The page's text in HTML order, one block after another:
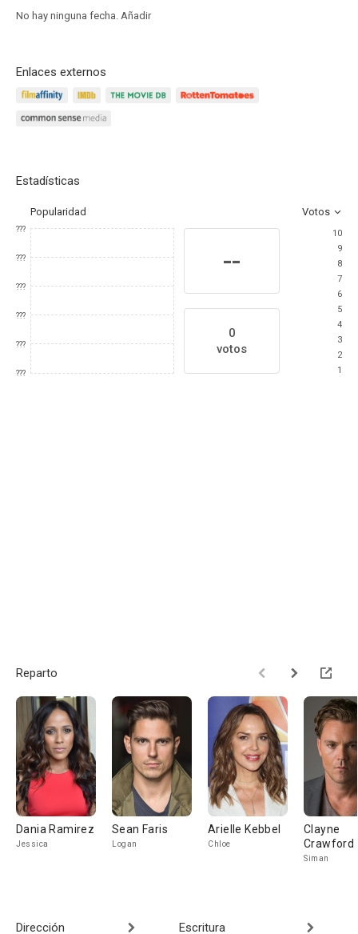
No hay ninguna fecha. Añadir
Enlaces externos
Estadísticas
Popularidad Votos
???
???
???
???
???
???
--
0
votos
10
9
8
7
6
5
4
3
2
1
Reparto
Dania Ramirez
Jessica
Sean Faris
Logan
Arielle Kebbel
Chloe
Clayne
Crawford
Siman
Dirección Escritura